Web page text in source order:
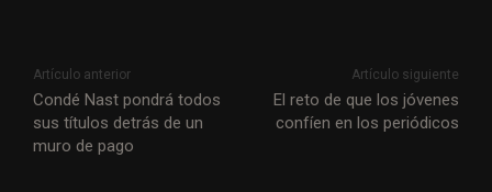
Artículo anterior
Condé Nast pondrá todos
sus títulos detrás de un
muro de pago
Artículo siguiente
El reto de que los jóvenes
confíen en los periódicos